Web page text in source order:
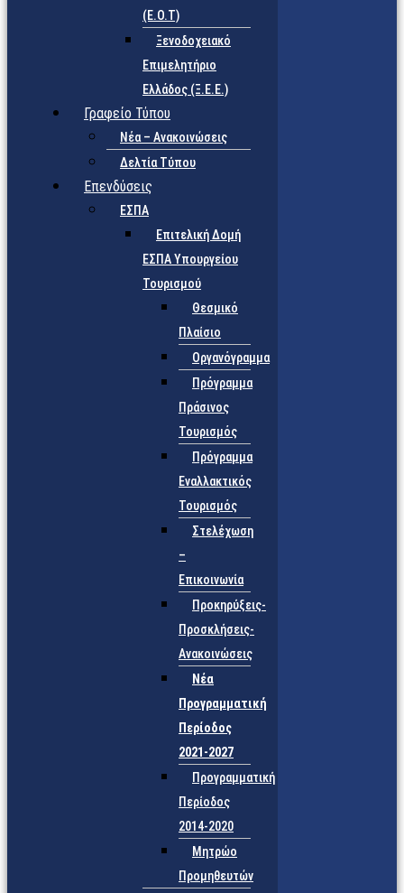
(Ε.Ο.Τ)
Ξενοδοχειακό
Επιμελητήριο
Ελλάδος (Ξ.Ε.Ε.)
Γραφείο Τύπου
Νέα – Ανακοινώσεις
Δελτία Τύπου
Επενδύσεις
ΕΣΠΑ
Επιτελική Δομή
ΕΣΠΑ Υπουργείου
Τουρισμού
Θεσμικό
Πλαίσιο
Οργανόγραμμα
Πρόγραμμα
Πράσινος
Τουρισμός
Πρόγραμμα
Εναλλακτικός
Τουρισμός
Στελέχωση
–
Επικοινωνία
Προκηρύξεις-
Προσκλήσεις-
Ανακοινώσεις
Νέα
Προγραμματική
Περίοδος
2021-2027
Προγραμματική
Περίοδος
2014-2020
Μητρώο
Προμηθευτών